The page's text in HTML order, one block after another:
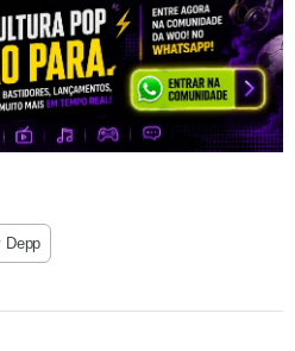
Depp